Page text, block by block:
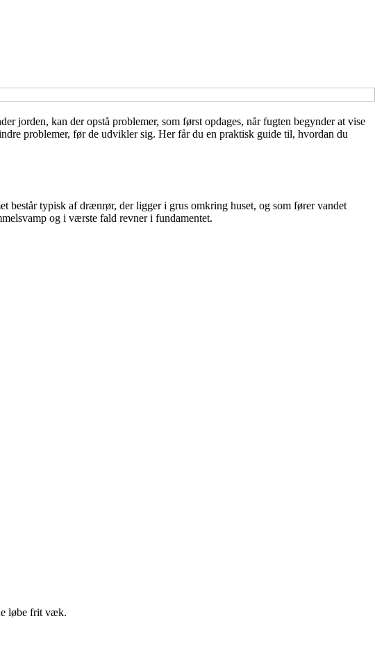
jorden, kan der opstå problemer, som først opdages, når fugten begynder at vise
problemer, før de udvikler sig. Her får du en praktisk guide til, hvordan du
typisk af drænrør, der ligger i grus omkring huset, og som fører vandet
og i værste fald revner i fundamentet.
løbe frit væk.